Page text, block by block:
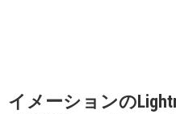
イメーションの